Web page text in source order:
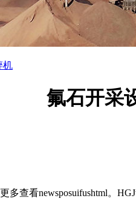
机
氟石开采
查看newsposuifushtml。